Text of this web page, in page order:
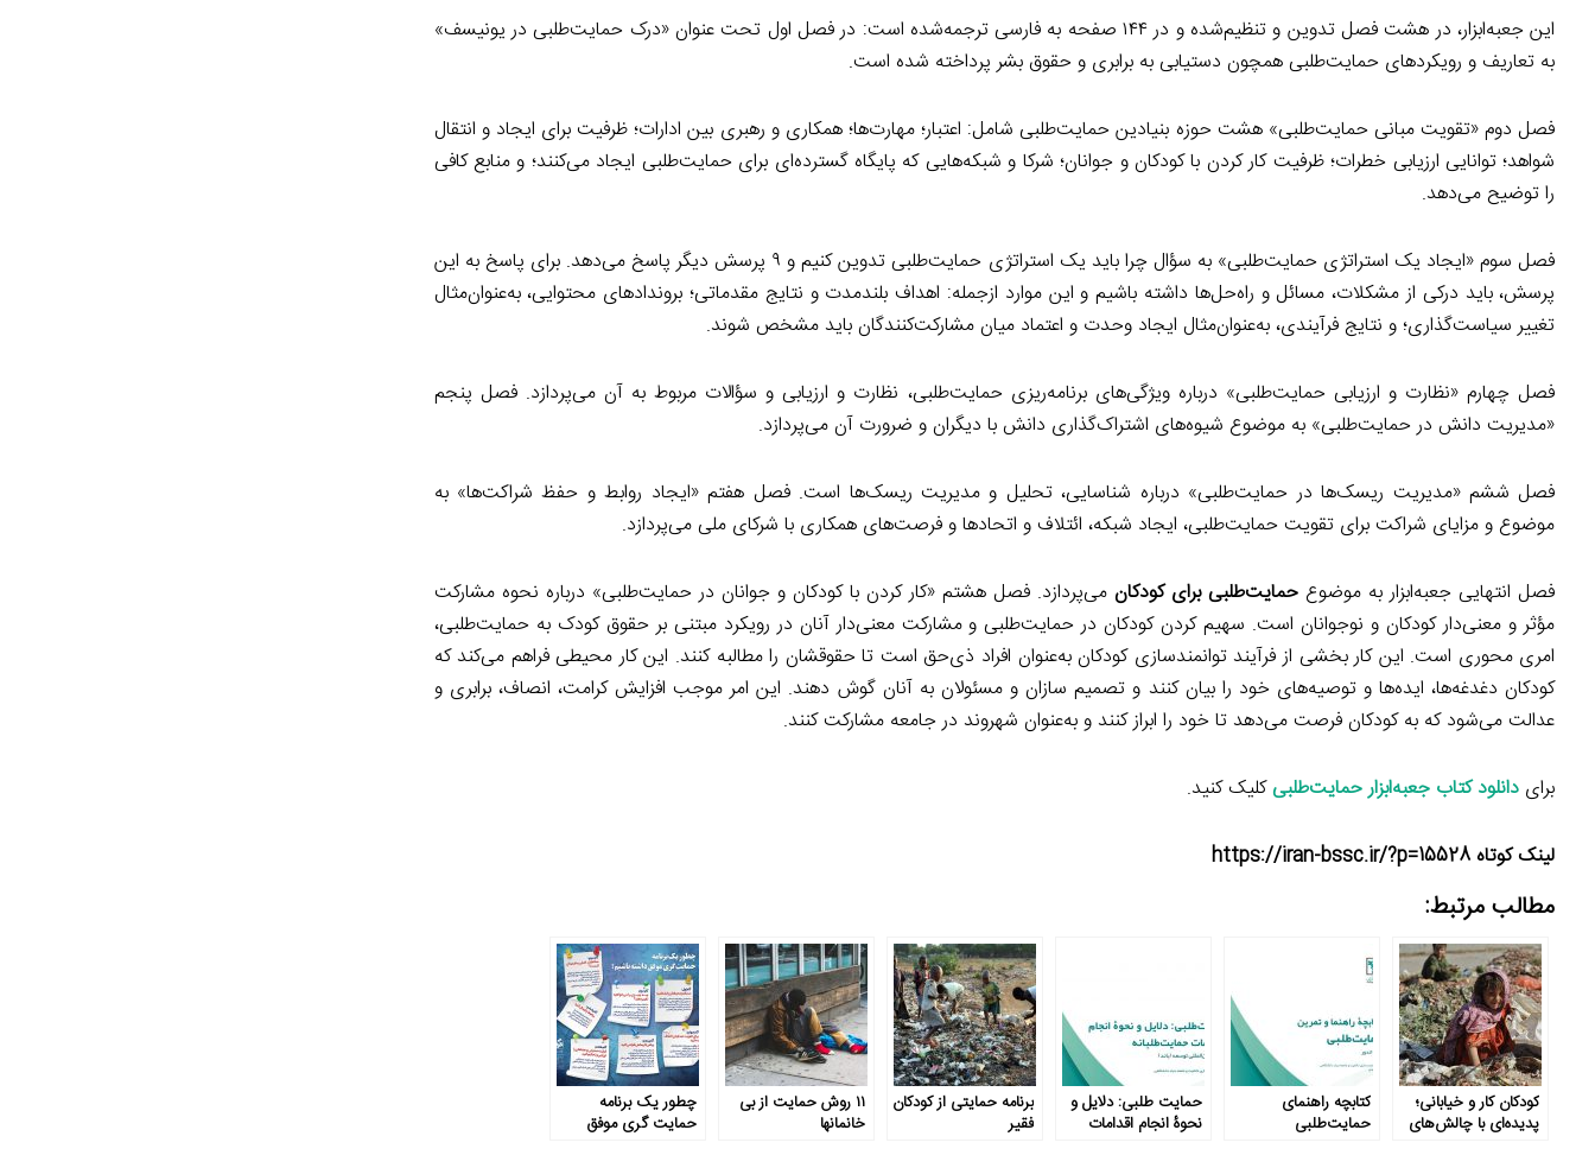
این جعبه‌ابزار، در هشت فصل تدوین و تنظیم‌شده و در ۱۴۴ صفحه به فارسی ترجمه‌شده است: در فصل اول تحت عنوان «درک حمایت‌طلبی در یونیسف»
به تعاریف و رویکردهای حمایت‌طلبی همچون دستیابی به برابری و حقوق بشر پرداخته شده است.
فصل دوم «تقویت مبانی حمایت‌طلبی» هشت حوزه بنیادین حمایت‌طلبی شامل: اعتبار؛ مهارت‌ها؛ همکاری و رهبری بین ادارات؛ ظرفیت برای ایجاد و انتقال
شواهد؛ توانایی ارزیابی خطرات؛ ظرفیت کار کردن با کودکان و جوانان؛ شرکا و شبکه‌هایی که پایگاه گسترده‌ای برای حمایت‌طلبی ایجاد می‌کنند؛ و منابع کافی
را توضیح می‌دهد.
فصل سوم «ایجاد یک استراتژی حمایت‌طلبی» به سؤال چرا باید یک استراتژی حمایت‌طلبی تدوین کنیم و ۹ پرسش دیگر پاسخ می‌دهد. برای پاسخ به این
پرسش، باید درکی از مشکلات، مسائل و راه‌حل‌ها داشته باشیم و این موارد ازجمله: اهداف بلندمدت و نتایج مقدماتی؛ بروندادهای محتوایی، به‌عنوان‌مثال
تغییر سیاست‌گذاری؛ و نتایج فرآیندی، به‌عنوان‌مثال ایجاد وحدت و اعتماد میان مشارکت‌کنندگان باید مشخص شوند.
فصل چهارم «نظارت و ارزیابی حمایت‌طلبی» درباره ویژگی‌های برنامه‌ریزی حمایت‌طلبی، نظارت و ارزیابی و سؤالات مربوط به آن می‌پردازد. فصل پنجم
«مدیریت دانش در حمایت‌طلبی» به موضوع شیوه‌های اشتراک‌گذاری دانش با دیگران و ضرورت آن می‌پردازد.
فصل ششم «مدیریت ریسک‌ها در حمایت‌طلبی» درباره شناسایی، تحلیل و مدیریت ریسک‌ها است. فصل هفتم «ایجاد روابط و حفظ شراکت‌ها» به
موضوع و مزایای شراکت برای تقویت حمایت‌طلبی، ایجاد شبکه، ائتلاف و اتحادها و فرصت‌های همکاری با شرکای ملی می‌پردازد.
فصل انتهایی جعبه‌ابزار به موضوع حمایت‌طلبی برای کودکانمی‌پردازد. فصل هشتم «کار کردن با کودکان و جوانان در حمایت‌طلبی» درباره نحوه مشارکت
مؤثر و معنی‌دار کودکان و نوجوانان است. سهیم کردن کودکان در حمایت‌طلبی و مشارکت معنی‌دار آنان در رویکرد مبتنی بر حقوق کودک به حمایت‌طلبی،
امری محوری است. این کار بخشی از فرآیند توانمندسازی کودکان به‌عنوان افراد ذی‌حق است تا حقوقشان را مطالبه کنند. این کار محیطی فراهم می‌کند که
کودکان دغدغه‌ها، ایده‌ها و توصیه‌های خود را بیان کنند و تصمیم‌ سازان و مسئولان به آنان گوش دهند. این امر موجب افزایش کرامت، انصاف، برابری و
عدالت می‌شود که به کودکان فرصت می‌دهد تا خود را ابراز کنند و به‌عنوان شهروند در جامعه مشارکت کنند.
برای دانلود کتاب جعبه‌ابزار حمایت‌طلبیکلیک کنید.
لینک کوتاه https://iran-bssc.ir/?p=15528
مطالب مرتبط:
کودکان کار و خیابانی؛
پدیده‌ای ‌با ‌چالش‌های
کتابچه راهنمای
حمایت‌طلبی
حمایت طلبی: دلایل و
نحوۀ انجام اقدامات
برنامه حمایتی از کودکان
فقیر
۱۱ روش حمایت از بی
خانمان­ها
چطور یک برنامه
حمایت گری موفق